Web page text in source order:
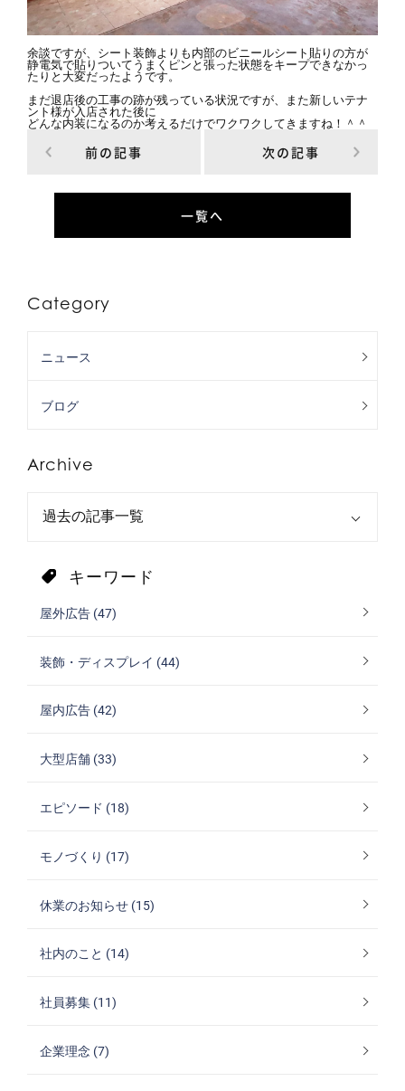
余談ですが、シート装飾よりも内部のビニールシート貼りの方が
静電気で貼りついてうまくピンと張った状態をキープできなかっ
たりと大変だったようです。
まだ退店後の工事の跡が残っている状況ですが、また新しいテナ
ント様が入店された後に
どんな内装になるのか考えるだけでワクワクしてきますね！＾＾
前の記事 次の記事
一覧へ
Category
ニュース
ブログ
Archive
キーワード
屋外広告 (47)
装飾・ディスプレイ (44)
屋内広告 (42)
大型店舗 (33)
エピソード (18)
モノづくり (17)
休業のお知らせ (15)
社内のこと (14)
社員募集 (11)
企業理念 (7)